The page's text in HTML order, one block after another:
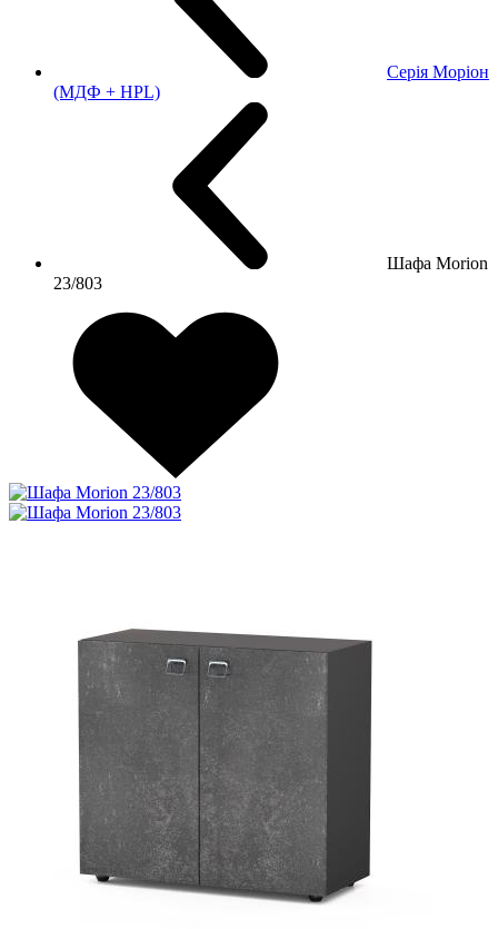
Серія Моріон
(МДФ + HPL)
Шафа Morion
23/803